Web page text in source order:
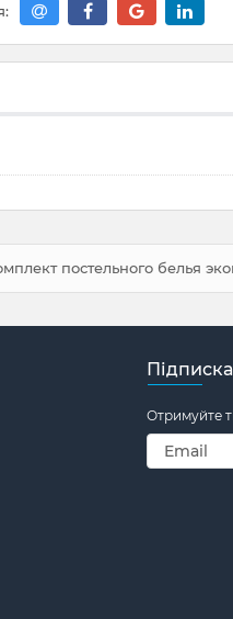
постельного белья
Підписка
Отримуйте